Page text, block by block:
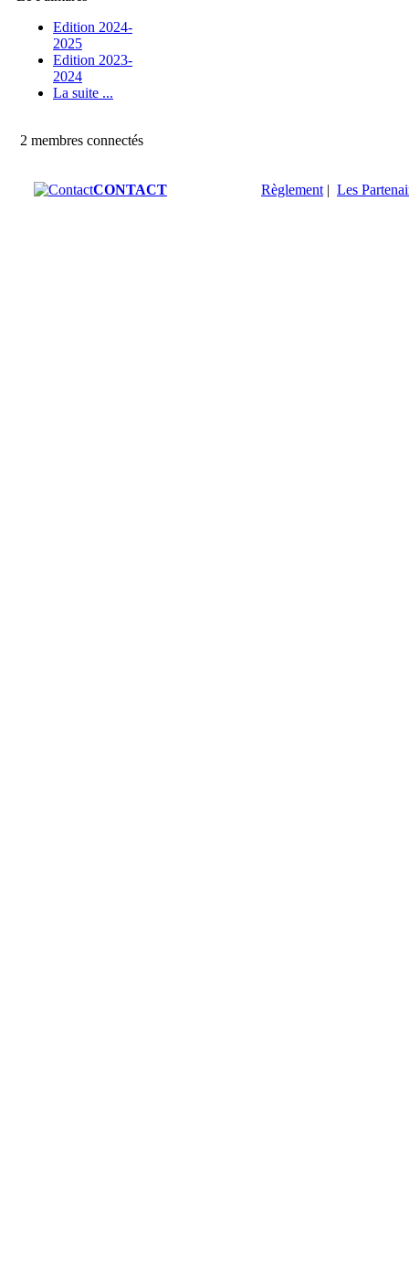
Edition 2024-
2025
Edition 2023-
2024
La suite ...
2 membres connectés
CONTACT Règlement | Les